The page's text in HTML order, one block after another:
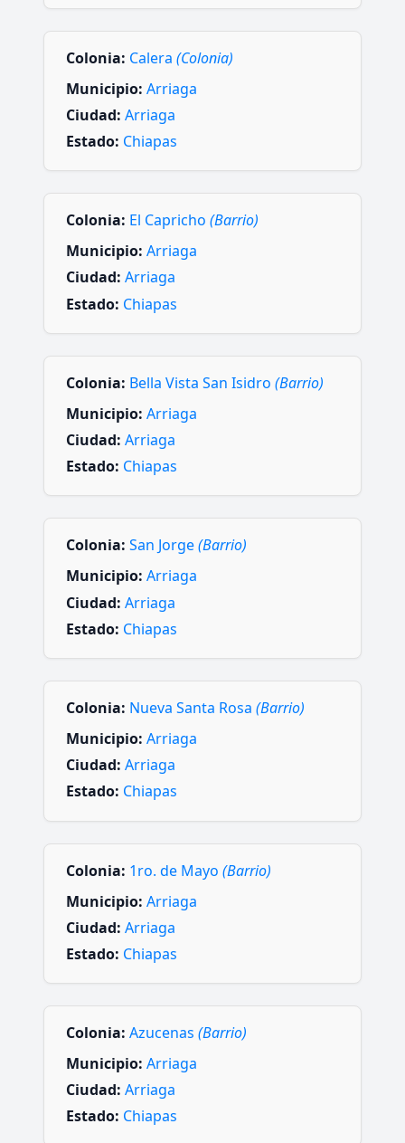
Colonia: Calera (Colonia)
Municipio: Arriaga
Ciudad: Arriaga
Estado: Chiapas
Colonia: El Capricho (Barrio)
Municipio: Arriaga
Ciudad: Arriaga
Estado: Chiapas
Colonia: Bella Vista San Isidro (Barrio)
Municipio: Arriaga
Ciudad: Arriaga
Estado: Chiapas
Colonia: San Jorge(Barrio)
Municipio: Arriaga
Ciudad: Arriaga
Estado: Chiapas
Colonia: Nueva Santa Rosa (Barrio)
Municipio: Arriaga
Ciudad: Arriaga
Estado: Chiapas
Colonia: 1ro. de Mayo (Barrio)
Municipio: Arriaga
Ciudad: Arriaga
Estado: Chiapas
Colonia: Azucenas (Barrio)
Municipio: Arriaga
Ciudad: Arriaga
Estado: Chiapas